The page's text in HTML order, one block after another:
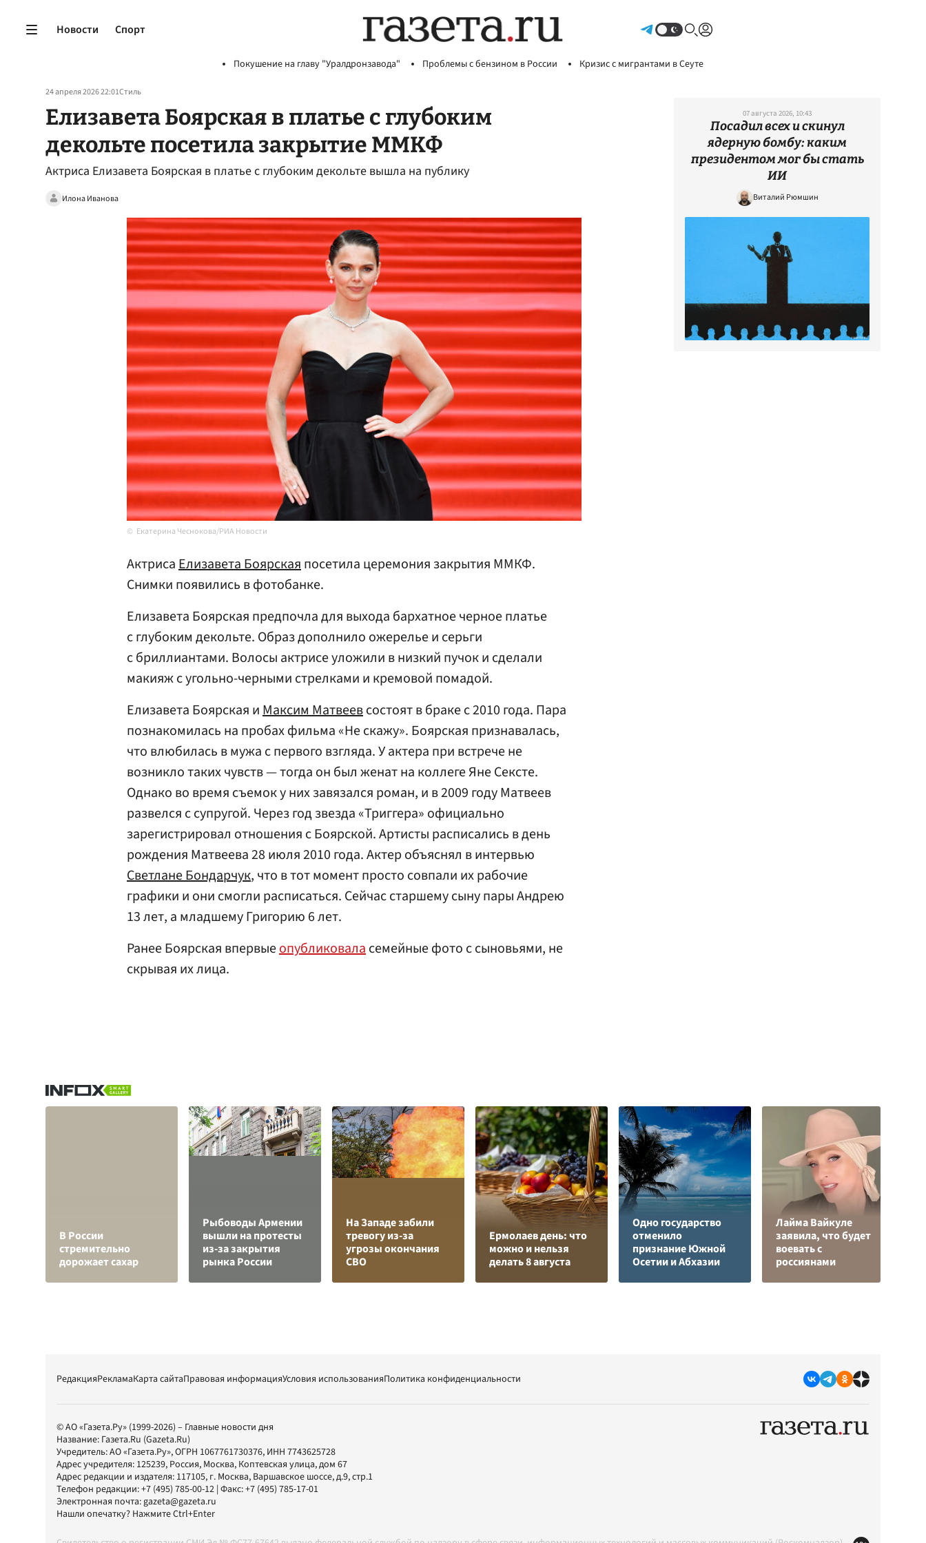
Новости Спорт
Покушение на главу "Уралдронзавода" Проблемы с бензином в России Кризис с мигрантами в Сеуте
24 апреля 2026 22:01Стиль
Елизавета Боярская в платье с глубоким
декольте посетила закрытие ММКФ
Актриса Елизавета Боярская в платье с глубоким декольте вышла на публику
Илона Иванова
Екатерина Чеснокова/РИА Новости
АктрисаЕлизавета Боярскаяпосетила церемония закрытия ММКФ.
Снимки появились в фотобанке.
Елизавета Боярская предпочла для выхода бархатное черное платье
с глубоким декольте. Образ дополнило ожерелье и серьги
с бриллиантами. Волосы актрисе уложили в низкий пучок и сделали
макияж с угольно-черными стрелками и кремовой помадой.
Елизавета Боярская иМаксим Матвеевсостоят в браке с 2010 года. Пара
познакомилась на пробах фильма «Не скажу». Боярская признавалась,
что влюбилась в мужа с первого взгляда. У актера при встрече не
возникло таких чувств — тогда он был женат на коллеге Яне Сексте.
Однако во время съемок у них завязался роман, и в 2009 году Матвеев
развелся с супругой. Через год звезда «Триггера» официально
зарегистрировал отношения с Боярской. Артисты расписались в день
рождения Матвеева 28 июля 2010 года. Актер объяснял в интервью
Светлане Бондарчук, что в тот момент просто совпали их рабочие
графики и они смогли расписаться. Сейчас старшему сыну пары Андрею
13 лет, а младшему Григорию 6 лет.
Ранее Боярская впервыеопубликоваласемейные фото с сыновьями, не
скрывая их лица.
07 августа 2026, 10:43
Посадил всех и скинул
ядерную бомбу: каким
президентом мог бы стать
ИИ
Виталий Рюмшин
В России
стремительно
дорожает сахар
Рыбоводы Армении
вышли на протесты
из-за закрытия
рынка России
На Западе забили
тревогу из-за
угрозы окончания
СВО
Ермолаев день: что
можно и нельзя
делать 8 августа
Одно государство
отменило
признание Южной
Осетии и Абхазии
Лайма Вайкуле
заявила, что будет
воевать с
россиянами
РедакцияРекламаКарта сайтаПравовая информацияУсловия использованияПолитика конфиденциальности
© АО «Газета.Ру» (1999-2026) – Главные новости дня
Название: Газета.Ru (Gazeta.Ru)
Учредитель:АО «Газета.Ру», ОГРН 1067761730376, ИНН 7743625728
Адрес учредителя: 125239, Россия, Москва, Коптевская улица, дом 67
Адрес редакции и издателя: 117105, г. Москва, Варшавское шоссе, д.9, стр.1
Телефон редакции:+7 (495) 785-00-12 | Факс:+7 (495) 785-17-01
Электронная почта:gazeta@gazeta.ru
Нашли опечатку? Нажмите Ctrl+Enter